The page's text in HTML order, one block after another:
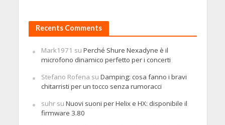
Recents Comments
Mark1971 su Perché Shure Nexadyne è il
microfono dinamico perfetto per i concerti
Stefano Rofena su Damping: cosa fanno i bravi
chitarristi per un tocco senza rumoracci
suhrsu Nuovi suoni per Helix e HX: disponibile il
firmware 3.80